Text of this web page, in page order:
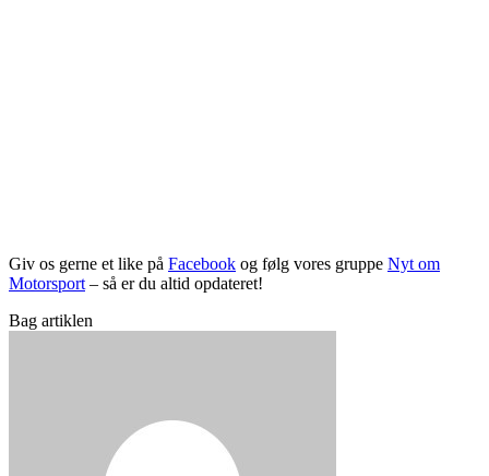
Giv os gerne et like på Facebook og følg vores gruppe Nyt om
Motorsport – så er du altid opdateret!
Bag artiklen